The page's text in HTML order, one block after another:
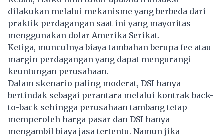
dilakukan melalui mekanisme yang berbeda dari
praktik perdagangan saat ini yang mayoritas
menggunakan dolar Amerika Serikat.
Ketiga, munculnya biaya tambahan berupa fee atau
margin perdagangan yang dapat mengurangi
keuntungan perusahaan.
Dalam skenario paling moderat, DSI hanya
bertindak sebagai perantara melalui kontrak back-
to-back sehingga perusahaan tambang tetap
memperoleh harga pasar dan DSI hanya
mengambil biaya jasa tertentu. Namun jika